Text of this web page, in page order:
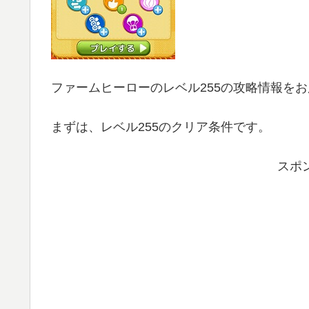
ファームヒーローのレベル255の攻略情報をお
まずは、レベル255のクリア条件です。
スポ